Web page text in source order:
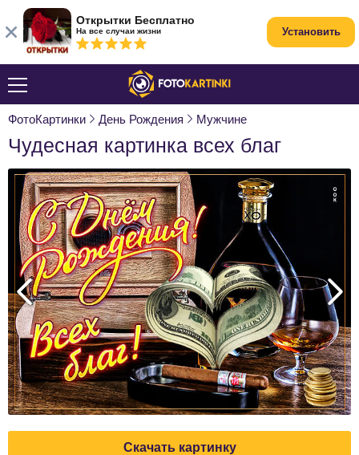
ФотоКартинки День Рождения Мужчине
Чудесная картинка всех благ
Скачать картинку
Открытки Бесплатно
На все случаи жизни Установить